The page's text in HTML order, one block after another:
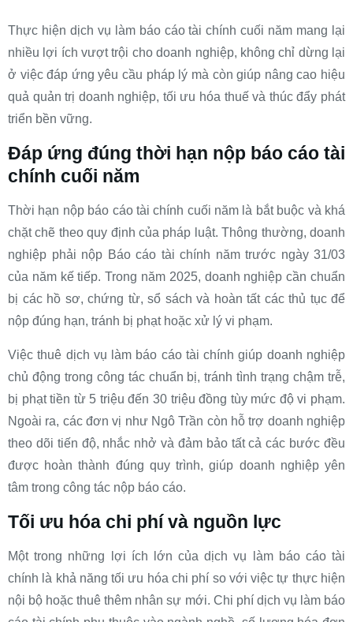
Thực hiện dịch vụ làm báo cáo tài chính cuối năm mang lại
nhiều lợi ích vượt trội cho doanh nghiệp, không chỉ dừng lại
ở việc đáp ứng yêu cầu pháp lý mà còn giúp nâng cao hiệu
quả quản trị doanh nghiệp, tối ưu hóa thuế và thúc đẩy phát
triển bền vững.
Đáp ứng đúng thời hạn nộp báo cáo tài
chính cuối năm
Thời hạn nộp báo cáo tài chính cuối năm là bắt buộc và khá
chặt chẽ theo quy định của pháp luật. Thông thường, doanh
nghiệp phải nộp Báo cáo tài chính năm trước ngày 31/03
của năm kế tiếp. Trong năm 2025, doanh nghiệp cần chuẩn
bị các hồ sơ, chứng từ, sổ sách và hoàn tất các thủ tục để
nộp đúng hạn, tránh bị phạt hoặc xử lý vi phạm.
Việc thuê dịch vụ làm báo cáo tài chính giúp doanh nghiệp
chủ động trong công tác chuẩn bị, tránh tình trạng chậm trễ,
bị phạt tiền từ 5 triệu đến 30 triệu đồng tùy mức độ vi phạm.
Ngoài ra, các đơn vị như Ngô Trần còn hỗ trợ doanh nghiệp
theo dõi tiến độ, nhắc nhở và đảm bảo tất cả các bước đều
được hoàn thành đúng quy trình, giúp doanh nghiệp yên
tâm trong công tác nộp báo cáo.
Tối ưu hóa chi phí và nguồn lực
Một trong những lợi ích lớn của dịch vụ làm báo cáo tài
chính là khả năng tối ưu hóa chi phí so với việc tự thực hiện
nội bộ hoặc thuê thêm nhân sự mới. Chi phí dịch vụ làm báo